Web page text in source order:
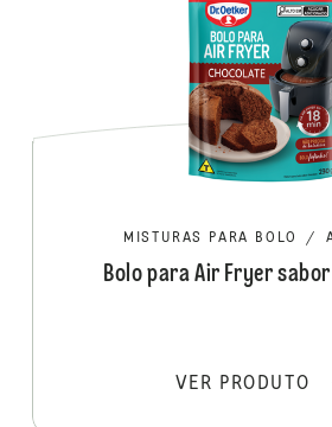
MISTURAS PARA BOLO /
Bolo para Air Fryer
VER PRODUTO